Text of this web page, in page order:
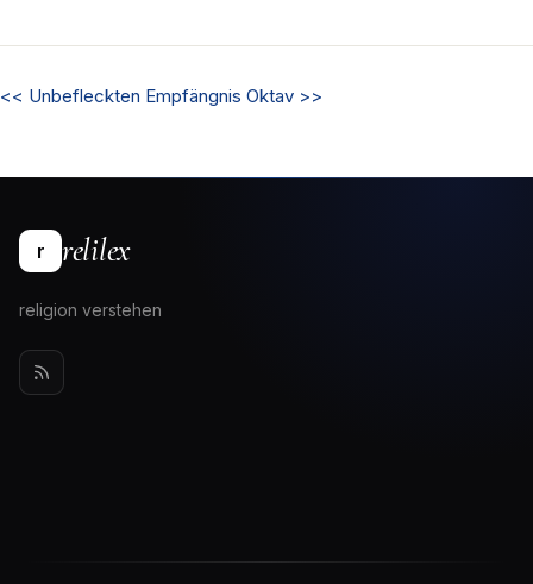
<< Unbefleckten Empfängnis Oktav >>
r relilex
religion verstehen